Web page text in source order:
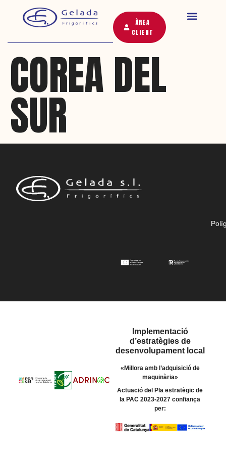
ÀREA
CLIENT
COREA DEL
SUR
Implementació
d’estratègies de
desenvolupament local
«Millora amb l’adquisició de
maquinària»
Actuació del Pla estratègic de
la PAC 2023-2027 confiança
per: